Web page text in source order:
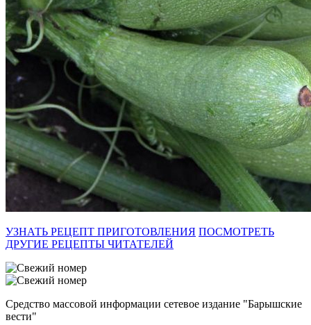
УЗНАТЬ РЕЦЕПТ ПРИГОТОВЛЕНИЯ ПОСМОТРЕТЬ
ДРУГИЕ РЕЦЕПТЫ ЧИТАТЕЛЕЙ
Средство массовой информации сетевое издание "Барышские
вести"